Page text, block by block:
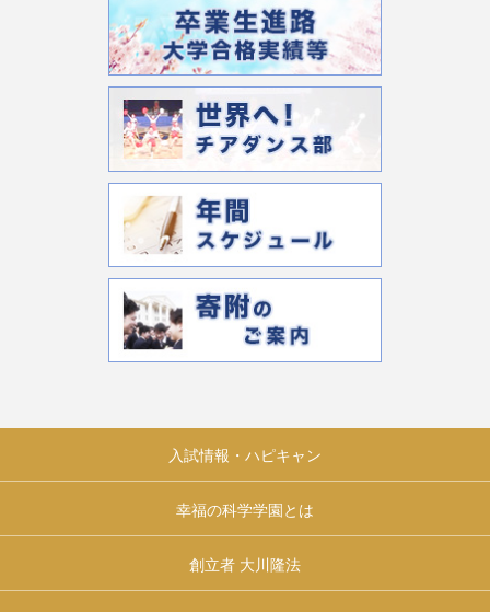
入試情報・ハピキャン
幸福の科学学園とは
創立者 大川隆法